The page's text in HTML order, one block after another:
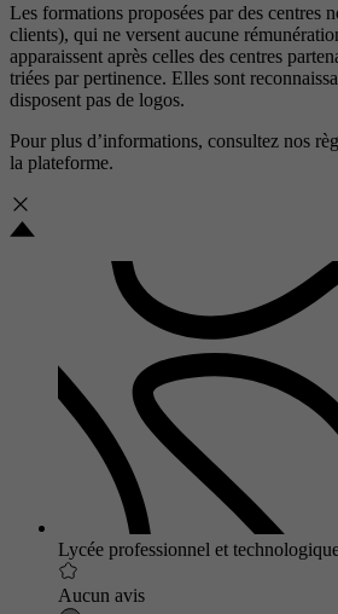
Les formations proposées par des centres
clients), qui ne versent aucune
apparaissent après celles des centres
triées par pertinence. Elles sont
disposent pas de logos.
Pour plus d’informations, consultez nos
la plateforme.
Lycée professionnel et
Aucun avis